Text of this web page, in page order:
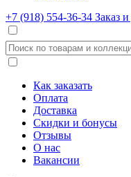
+7 (918) 554-36-34 Заказ
Как заказать
Оплата
Доставка
Скидки и бонусы
Отзывы
О нас
Вакансии